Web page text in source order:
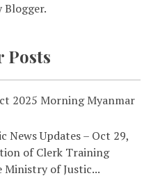
Blogger.
Posts
2025 Morning Myanmar
News Updates – Oct 29,
of Clerk Training
Ministry of Justic...